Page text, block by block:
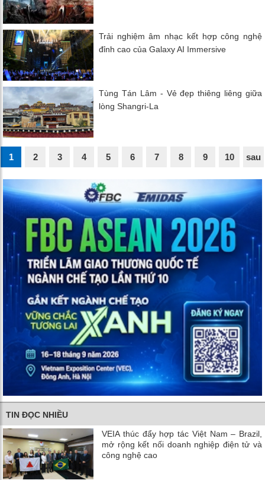
Trải nghiệm âm nhạc kết hợp công nghệ
đỉnh cao của Galaxy AI Immersive
Tùng Tán Lâm - Vẻ đẹp thiêng liêng giữa
lòng Shangri-La
1 2 3 4 5 6 7 8 9 10 sau
TIN ĐỌC NHIỀU
VEIA thúc đẩy hợp tác Việt Nam – Brazil,
mở rộng kết nối doanh nghiệp điện tử và
công nghệ cao